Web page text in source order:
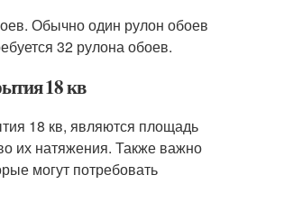
Обычно один рулон обоев
32 рулона обоев.
18 кв
18 кв, являются площадь
их натяжения. Также важно
могут потребовать